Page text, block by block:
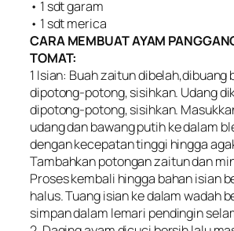
• 1 sdt garam
• 1 sdt merica
CARA MEMBUAT AYAM
TOMAT:
1 Isian: Buah zaitun dibelah,dibuang
dipotong-potong, sisihkan. Udang
dipotong-potong, sisihkan.
udang dan bawang putih ke dalam
dengan kecepatan tinggi hingga
Tambahkan potongan zaitun dan
Proses kembali hingga bahan isian
halus. Tuang isian ke dalam wadah
simpan dalam lemari pendingin